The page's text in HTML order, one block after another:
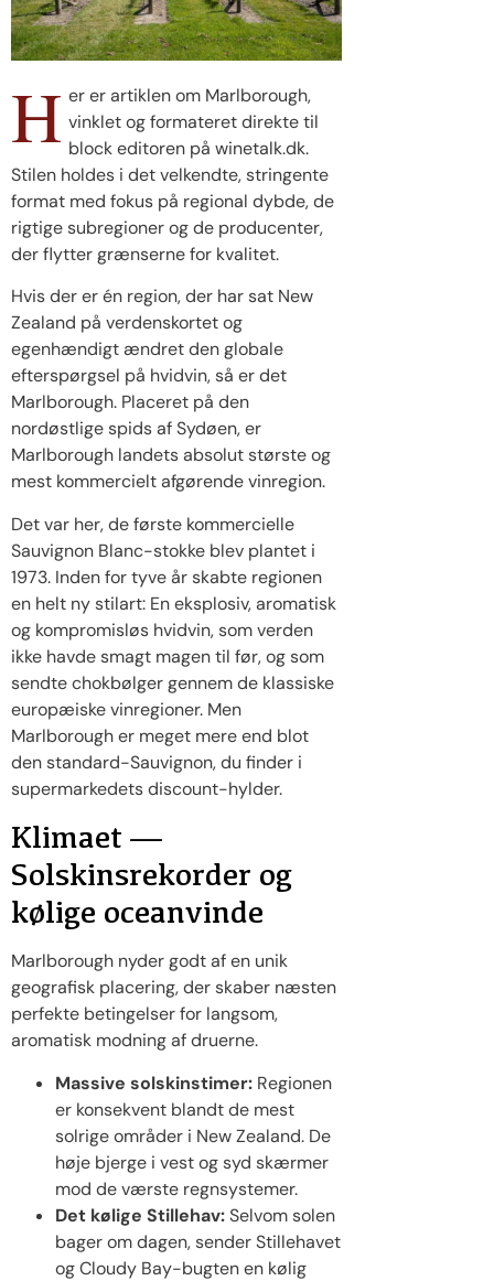
H er er artiklen om Marlborough,
vinklet og formateret direkte til
block editoren på winetalk.dk.
Stilen holdes i det velkendte, stringente
format med fokus på regional dybde, de
rigtige subregioner og de producenter,
der flytter grænserne for kvalitet.
Hvis der er én region, der har sat New
Zealand på verdenskortet og
egenhændigt ændret den globale
efterspørgsel på hvidvin, så er det
Marlborough. Placeret på den
nordøstlige spids af Sydøen, er
Marlborough landets absolut største og
mest kommercielt afgørende vinregion.
Det var her, de første kommercielle
Sauvignon Blanc-stokke blev plantet i
1973. Inden for tyve år skabte regionen
en helt ny stilart: En eksplosiv, aromatisk
og kompromisløs hvidvin, som verden
ikke havde smagt magen til før, og som
sendte chokbølger gennem de klassiske
europæiske vinregioner. Men
Marlborough er meget mere end blot
den standard-Sauvignon, du finder i
supermarkedets discount-hylder.
Klimaet —
Solskinsrekorder og
kølige oceanvinde
Marlborough nyder godt af en unik
geografisk placering, der skaber næsten
perfekte betingelser for langsom,
aromatisk modning af druerne.
Massive solskinstimer: Regionen
er konsekvent blandt de mest
solrige områder i New Zealand. De
høje bjerge i vest og syd skærmer
mod de værste regnsystemer.
Det kølige Stillehav:Selvom solen
bager om dagen, sender Stillehavet
og Cloudy Bay-bugten en kølig